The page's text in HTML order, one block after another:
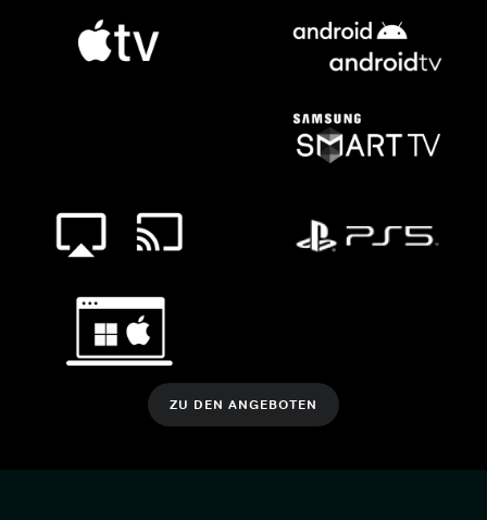
ZU DEN ANGEBOTEN